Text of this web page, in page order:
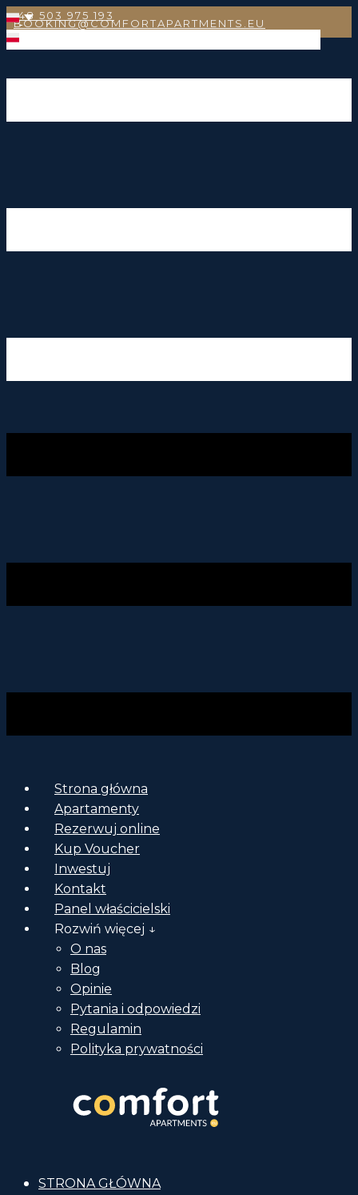
+48 503 975 193
BOOKING@COMFORTAPARTMENTS.EU
Strona główna
Apartamenty
Rezerwuj online
Kup Voucher
Inwestuj
Kontakt
Panel właścicielski
Rozwiń więcej ↓
O nas
Blog
Opinie
Pytania i odpowiedzi
Regulamin
Polityka prywatności
STRONA GŁÓWNA